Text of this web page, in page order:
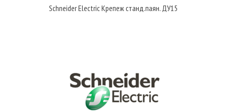
Schneider Electric Крепеж станд.паян. ДУ15